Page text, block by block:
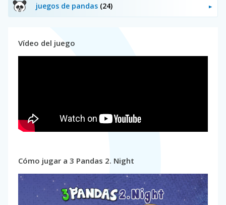
juegos de pandas (24)
Vídeo del juego
Cómo jugar a 3 Pandas 2. Night